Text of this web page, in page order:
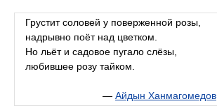
Грустит соловей у поверженной розы,
надрывно поёт над цветком.
Но льёт и садовое пугало слёзы,
любившее розу тайком.
— Айдын Ханмагомедов